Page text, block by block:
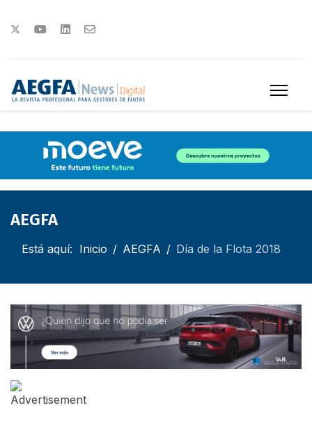
AEGFA
Está aquí: Inicio AEGFA Día de la Flota 2018